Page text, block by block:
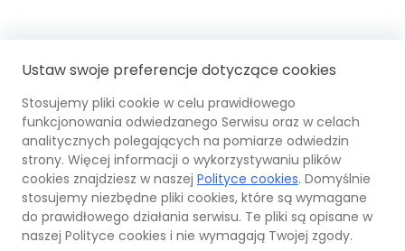
Fundusze
Europejskie
Odnośnik
otwiera
się
w
nowej
karcie
OPI
PIB
Odnośnik
otwiera
się
w
nowej
karcie
© 2026 Ośrodek Przetwarzania Informacji –
Ustaw swoje preferencje dotyczące cookies
Stosujemy pliki cookie w celu prawidłowego
funkcjonowania odwiedzanego Serwisu oraz w celach
analitycznych polegających na pomiarze odwiedzin
strony. Więcej informacji o wykorzystywaniu plików
cookies znajdziesz w naszej Polityce cookies. Domyślnie
stosujemy niezbędne pliki cookies, które są wymagane
do prawidłowego działania serwisu. Te pliki są opisane w
naszej Polityce cookies i nie wymagają Twojej zgody.